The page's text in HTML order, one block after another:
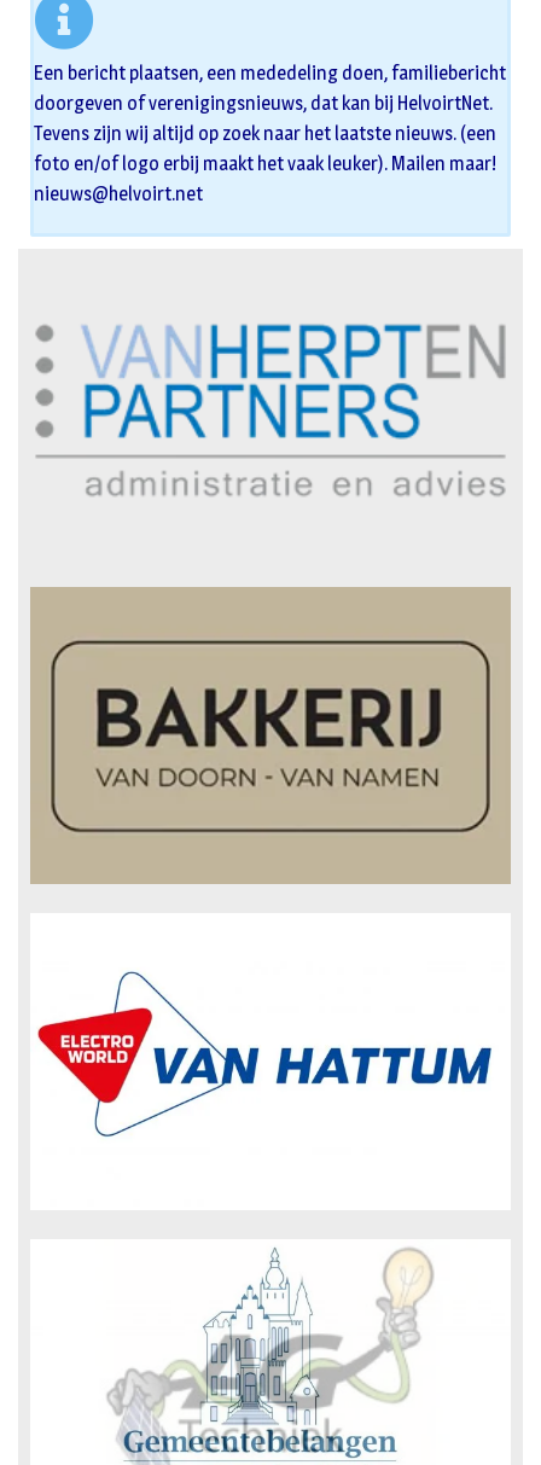
Een bericht plaatsen, een mededeling doen, familiebericht
doorgeven of verenigingsnieuws, dat kan bij HelvoirtNet.
Tevens zijn wij altijd op zoek naar het laatste nieuws. (een
foto en/of logo erbij maakt het vaak leuker). Mailen maar!
nieuws@helvoirt.net